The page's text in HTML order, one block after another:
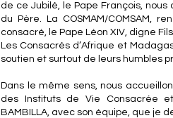
de ce Jubilé, le Pape François,
du Père. La COSMAM/COMSAM,
consacré, le Pape Léon XIV, digne
Les Consacrés d’Afrique et
soutien et surtout de leurs humbles
Dans le même sens, nous
des Instituts de Vie Consacrée
BAMBILLA, avec son équipe, que je